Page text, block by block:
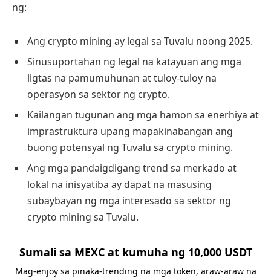
ng:
Ang crypto mining ay legal sa Tuvalu noong 2025.
Sinusuportahan ng legal na katayuan ang mga
ligtas na pamumuhunan at tuloy-tuloy na
operasyon sa sektor ng crypto.
Kailangan tugunan ang mga hamon sa enerhiya at
imprastruktura upang mapakinabangan ang
buong potensyal ng Tuvalu sa crypto mining.
Ang mga pandaigdigang trend sa merkado at
lokal na inisyatiba ay dapat na masusing
subaybayan ng mga interesado sa sektor ng
crypto mining sa Tuvalu.
Sumali sa MEXC at kumuha ng 10,000 USDT
Mag-enjoy sa pinaka-trending na mga token, araw-araw na